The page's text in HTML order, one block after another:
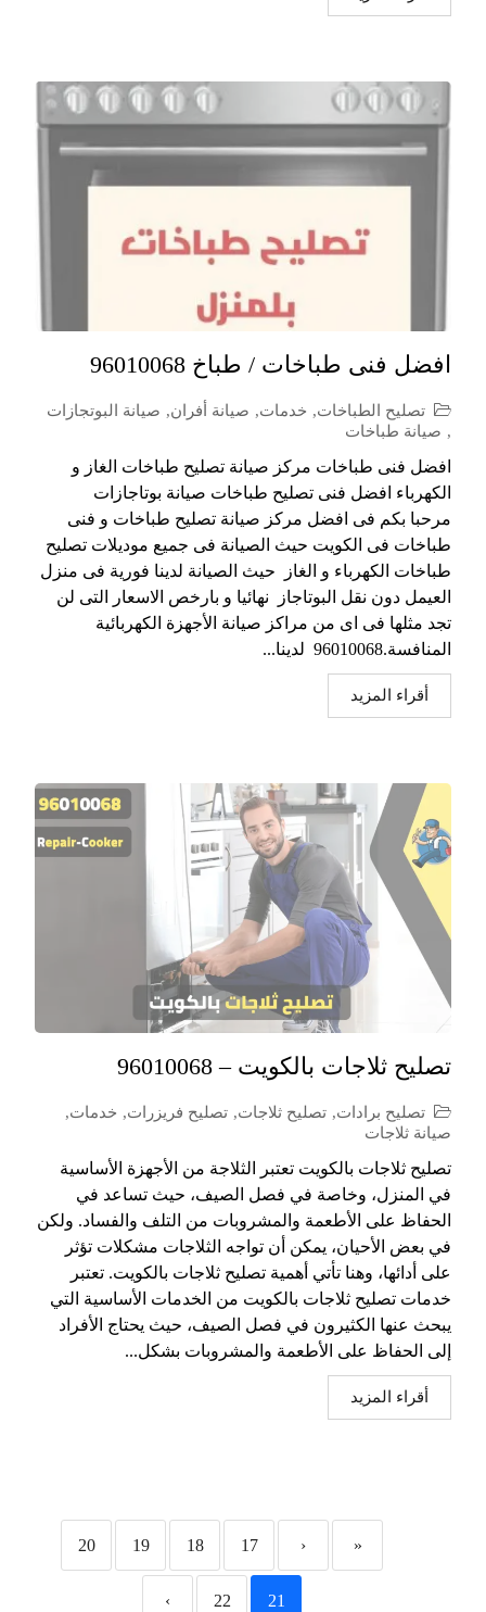
افضل فنى طباخات / طباخ 96010068
تصليح الطباخات, خدمات, صيانة أفران, صيانة البوتجازات
, صيانة طباخات
افضل فنى طباخات مركز صيانة تصليح طباخات الغاز و
الكهرباء افضل فنى تصليح طباخات صيانة بوتاجازات
مرحبا بكم فى افضل مركز صيانة تصليح طباخات و فنى
طباخات فى الكويت حيث الصيانة فى جميع موديلات تصليح
طباخات الكهرباء و الغاز حيث الصيانة لدينا فورية فى منزل
العيمل دون نقل البوتاجاز نهائيا و بارخص الاسعار التى لن
تجد مثلها فى اى من مراكز صيانة الأجهزة الكهربائية
المنافسة.96010068 لدينا...
أقراء المزيد
تصليح ثلاجات بالكويت – 96010068
تصليح برادات, تصليح ثلاجات, تصليح فريزرات, خدمات,
صيانة ثلاجات
تصليح ثلاجات بالكويت تعتبر الثلاجة من الأجهزة الأساسية
في المنزل، وخاصة في فصل الصيف، حيث تساعد في
الحفاظ على الأطعمة والمشروبات من التلف والفساد. ولكن
في بعض الأحيان، يمكن أن تواجه الثلاجات مشكلات تؤثر
على أدائها، وهنا تأتي أهمية تصليح ثلاجات بالكويت. تعتبر
خدمات تصليح ثلاجات بالكويت من الخدمات الأساسية التي
يبحث عنها الكثيرون في فصل الصيف، حيث يحتاج الأفراد
إلى الحفاظ على الأطعمة والمشروبات بشكل...
أقراء المزيد
«
‹
17
18
19
20
21
22
›